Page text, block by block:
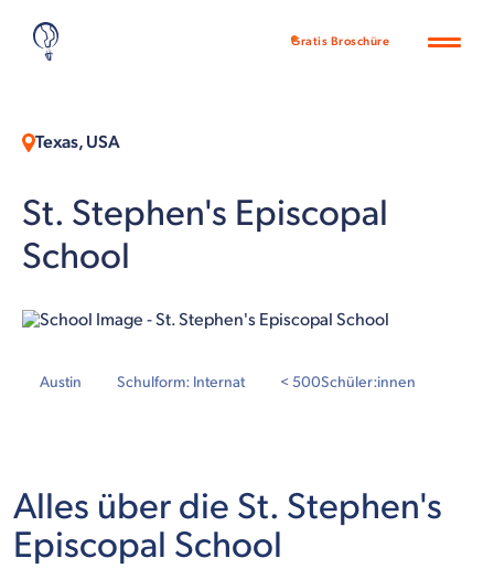
Gratis Broschüre
Texas, USA
St. Stephen's Episcopal
School
Austin Schulform: Internat < 500Schüler:innen
Alles über die St. Stephen's
Episcopal School